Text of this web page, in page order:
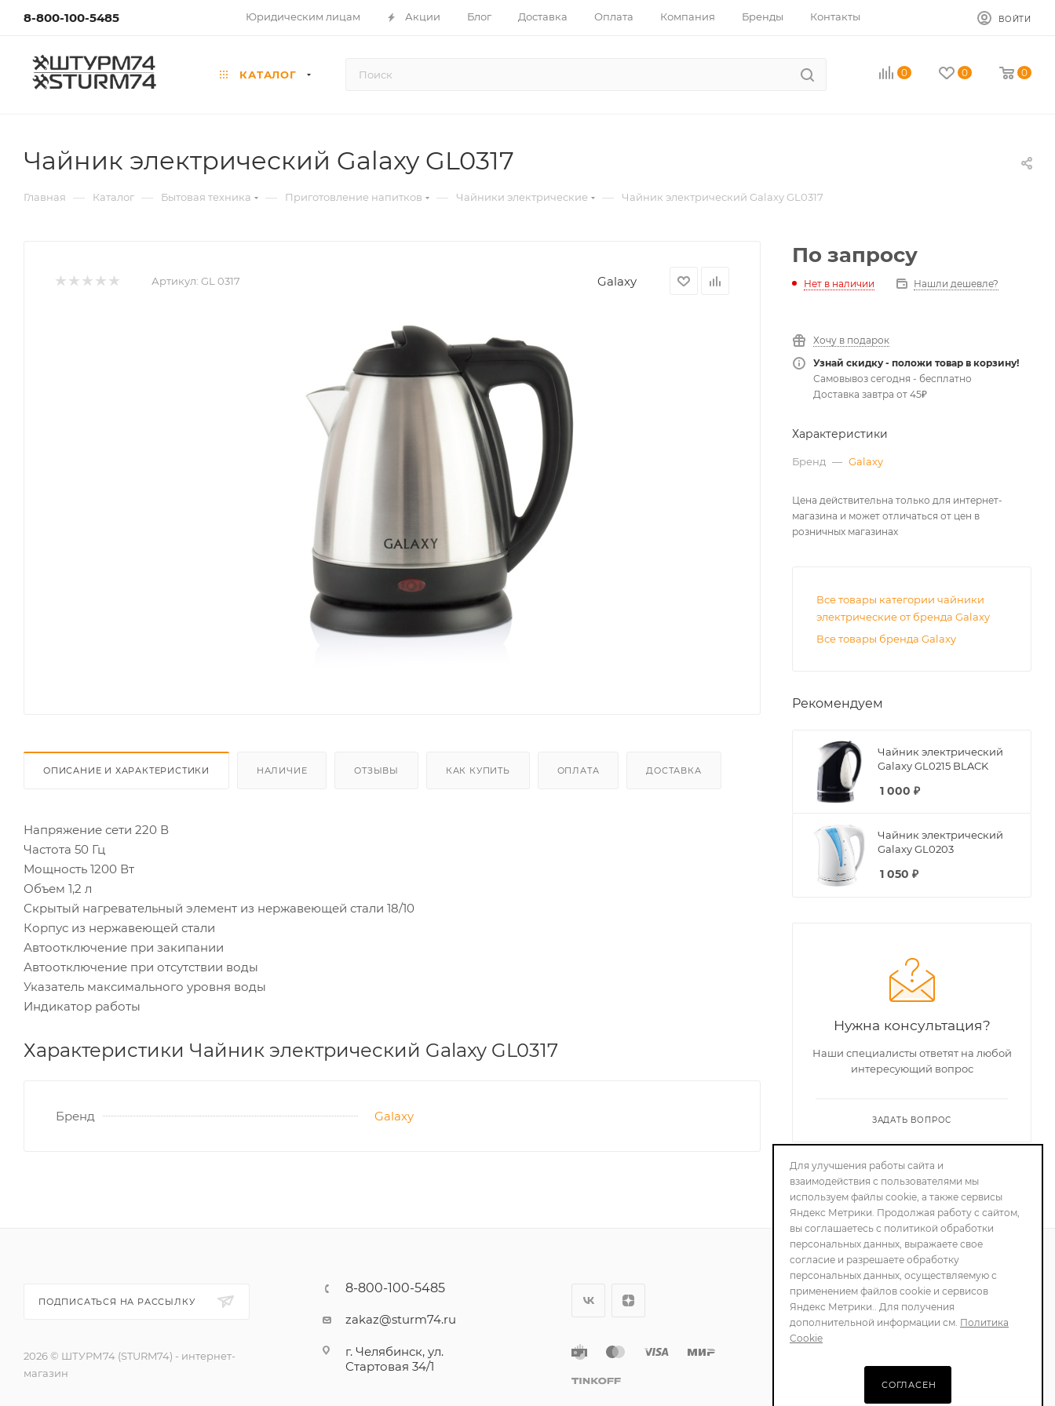
8-800-100-5485 Юридическим лицам Акции Блог Доставка Оплата Компания Бренды Контакты ВОЙТИ
КАТАЛОГ 0 0 0
Чайник электрический Galaxy GL0317
Главная — Каталог — Бытовая техника — Приготовление напитков — Чайники электрические — Чайник электрический Galaxy GL0317
Артикул: GL 0317 Galaxy
ОПИСАНИЕ И ХАРАКТЕРИСТИКИ НАЛИЧИЕ ОТЗЫВЫ КАК КУПИТЬ ОПЛАТА ДОСТАВКА
Напряжение сети 220 В
Частота 50 Гц
Мощность 1200 Вт
Объем 1,2 л
Скрытый нагревательный элемент из нержавеющей стали 18/10
Корпус из нержавеющей стали
Автоотключение при закипании
Автоотключение при отсутствии воды
Указатель максимального уровня воды
Индикатор работы
Характеристики Чайник электрический Galaxy GL0317
Бренд Galaxy
По запросу
Нет в наличии Нашли дешевле?
Хочу в подарок
Узнай скидку - положи товар в корзину!
Самовывоз сегодня - бесплатно
Доставка завтра от 45₽
Характеристики
Бренд — Galaxy
Цена действительна только для интернет-
магазина и может отличаться от цен в
розничных магазинах
Все товары категории чайники
электрические от бренда Galaxy
Все товары бренда Galaxy
Рекомендуем
Чайник электрический
Galaxy GL0215 BLACK
1 000 ₽
Чайник электрический
Galaxy GL0203
1 050 ₽
Нужна консультация?
Наши специалисты ответят на любой
интересующий вопрос
ЗАДАТЬ ВОПРОС
ПОДПИСАТЬСЯ НА РАССЫЛКУ
2026 © ШТУРМ74 (STURM74) - интернет-
магазин
8-800-100-5485
zakaz@sturm74.ru
г. Челябинск, ул.
Стартовая 34/1
ПОЛИТИКА
КОНФИДЕНЦИАЛЬНОСТИ
Для улучшения работы сайта и
взаимодействия с пользователями мы
используем файлы cookie, а также сервисы
Яндекс Метрики. Продолжая работу с сайтом,
вы соглашаетесь с политикой обработки
персональных данных, выражаете свое
согласие и разрешаете обработку
персональных данных, осуществляемую с
применением файлов cookie и сервисов
Яндекс Метрики.. Для получения
дополнительной информации см. Политика
Cookie
СОГЛАСЕН